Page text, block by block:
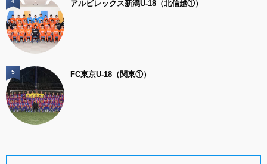
アルビレックス新潟U-18（北信越①）
FC東京U-18（関東①）
5